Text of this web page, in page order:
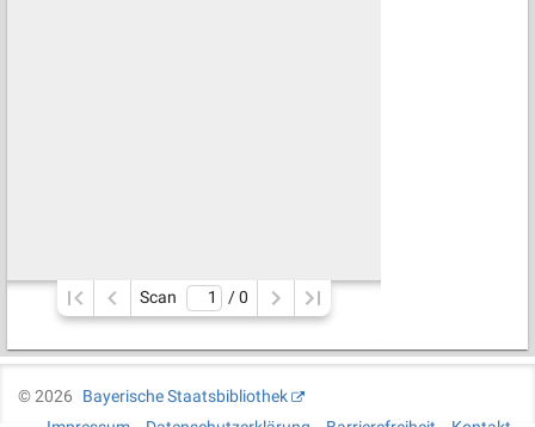
Scan / 0
©2026
Bayerische Staatsbibliothek